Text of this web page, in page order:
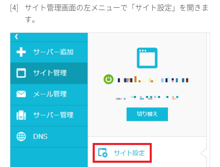
[4]
サイト管理画面の左メニューで「サイト設定」を開きま
す。